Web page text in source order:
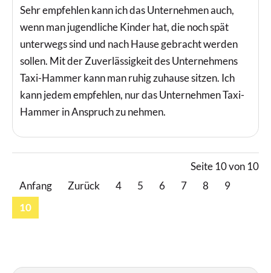
Sehr empfehlen kann ich das Unternehmen auch,
wenn man jugendliche Kinder hat, die noch spät
unterwegs sind und nach Hause gebracht werden
sollen. Mit der Zuverlässigkeit des Unternehmens
Taxi-Hammer kann man ruhig zuhause sitzen. Ich
kann jedem empfehlen, nur das Unternehmen Taxi-
Hammer in Anspruch zu nehmen.
Seite 10 von 10
Anfang
Zurück 4 5 6 7 8
9
10